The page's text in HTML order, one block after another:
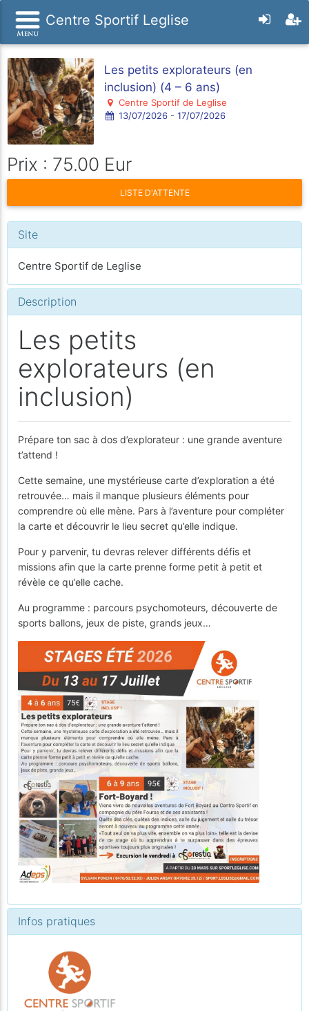
Centre Sportif Leglise
Les petits explorateurs (en
inclusion) (4 – 6 ans)
Centre Sportif de Leglise
13/07/2026 - 17/07/2026
Prix : 75.00 Eur
LISTE D'ATTENTE
Site
Centre Sportif de Leglise
Description
Les petits
explorateurs (en
inclusion)
Prépare ton sac à dos d’explorateur : une grande aventure
t’attend !
Cette semaine, une mystérieuse carte d’exploration a été
retrouvée… mais il manque plusieurs éléments pour
comprendre où elle mène. Pars à l’aventure pour compléter
la carte et découvrir le lieu secret qu’elle indique.
Pour y parvenir, tu devras relever différents défis et
missions afin que la carte prenne forme petit à petit et
révèle ce qu’elle cache.
Au programme : parcours psychomoteurs, découverte de
sports ballons, jeux de piste, grands jeux…
Infos pratiques